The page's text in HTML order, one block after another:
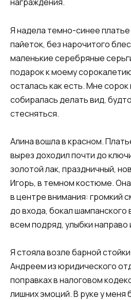
Я надела темно-синее
пайеток, без нарочитого
маленькие серебряные
подарок к моему
осталась как есть. Мне
собиралась делать вид,
стесняться.
Алина вошла в красном.
вырез доходил почти до
золотой лак, праздничный,
Игорь, в темном костюме.
в центре внимания: громкий
до входа, бокал шампанского
всем подряд, улыбки направо
Я стояла возле барной
Андреем из юридического
поправках в налоговом
лишних эмоций. В руке у меня